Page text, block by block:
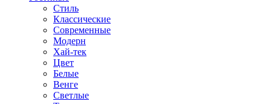
Стиль
Классические
Современные
Модерн
Хай-тек
Цвет
Белые
Венге
Светлые